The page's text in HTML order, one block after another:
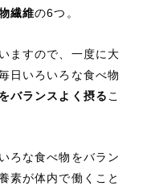
繊維の6つ。
ますので、一度に大
日いろいろな食べ物
バランスよく摂る こ
ろな食べ物をバラン
素が体内で働くこと